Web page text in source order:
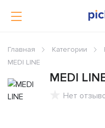
Главная Категории
MEDI LINE
MEDI
Нет